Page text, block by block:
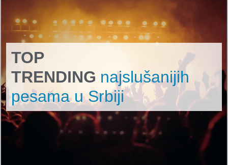
TOP
TRENDING najslušanijih
pesama u Srbiji